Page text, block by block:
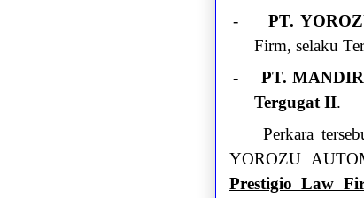
-
PT.
Firm, selaku
-
PT.
Tergugat II.
Perkara
YOROZU
Prestigio Law